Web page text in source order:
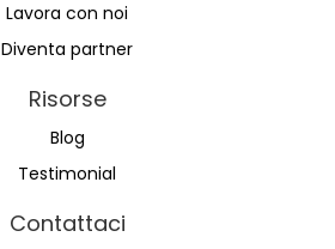
Lavora con noi
Diventa partner
Risorse
Blog
Testimonial
Contattaci